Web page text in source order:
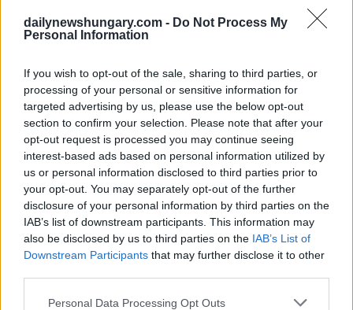
dailynewshungary.com - Do Not Process My
Personal Information
If you wish to opt-out of the sale, sharing to third parties, or
processing of your personal or sensitive information for
targeted advertising by us, please use the below opt-out
section to confirm your selection. Please note that after your
opt-out request is processed you may continue seeing
interest-based ads based on personal information utilized by
us or personal information disclosed to third parties prior to
your opt-out. You may separately opt-out of the further
disclosure of your personal information by third parties on the
IAB’s list of downstream participants. This information may
also be disclosed by us to third parties on the IAB’s List of
Downstream Participants that may further disclose it to other
Please note that this website/app uses one or more Google
Personal Data Processing Opt Outs
Was ist Ihrer Meinung nach wichtiger für Ungarn: billige
Energie oder Energieunabhängigkeit? Foto:Europion
Auch bei der Bewertung der russischen Energieimporte im
Zusammenhang mit dem Krieg gehen die Meinungen weit
auseinander: 38% befürworten, dass Ungarn während des
Krieges Energie aus Russland bezieht, während 36% dies
ablehnen. Eine der deutlichsten Meinungsverschiedenheiten
gibt es bei der Anpassung an die EU-Sanktionen. Die
Zugehörigkeit wiegt noch schwerer: Die Anhänger der